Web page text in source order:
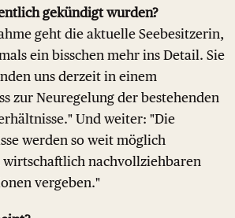
gekündigt wurden?
geht die aktuelle Seebesitzerin,
ein bisschen mehr ins Detail. Sie
uns derzeit in einem
zur Neuregelung der bestehenden
Und weiter: "Die
werden so weit möglich
wirtschaftlich nachvollziehbaren
vergeben."